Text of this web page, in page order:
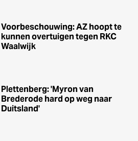
Voorbeschouwing: AZ hoopt te
kunnen overtuigen tegen RKC
Waalwijk
Plettenberg: 'Myron van
Brederode hard op weg naar
Duitsland'